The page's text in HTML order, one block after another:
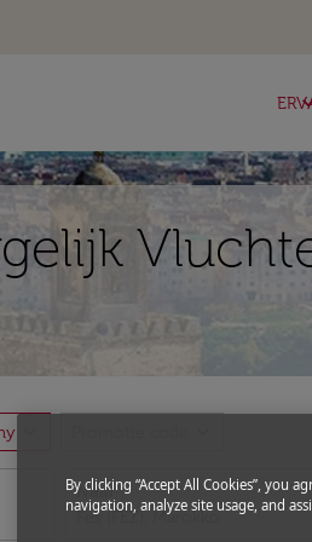
Naar
By clicking “Accept All Cookies”, you
navigation, analyze site usage, and